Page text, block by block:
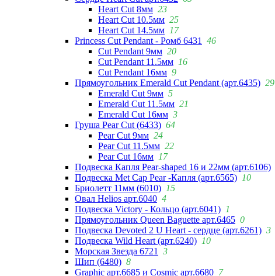
Heart Cut 8мм 23
Heart Cut 10.5мм 25
Heart Cut 14.5мм 17
Princess Cut Pendant - Ромб 6431
46
Cut Pendant 9мм 20
Cut Pendant 11.5мм 16
Cut Pendant 16мм 9
Прямоугольник Emerald Cut Pendant (арт.6435) 29
Emerald Cut 9мм 5
Emerald Cut 11.5мм 21
Emerald Cut 16мм 3
Груша Pear Cut (6433) 64
Pear Cut 9мм 24
Pear Cut 11.5мм 22
Pear Cut 16мм 17
Подвеска Капля Pear-shaped 16 и 22мм (арт.6106)
Подвеска Met Cap Pear -Капля (арт.6565) 10
Бриолетт 11мм (6010) 15
Овал Helios арт.6040 4
Подвеска Victory - Кольцо (арт.6041) 1
Прямоугольник Queen Baguette арт.6465 0
Подвеска Devoted 2 U Heart - сердце (арт.6261) 3
Подвеска Wild Heart (арт.6240) 10
Морская Звезда 6721
3
Шип (6480) 8
Graphic арт.6685 и Cosmic арт.6680 7